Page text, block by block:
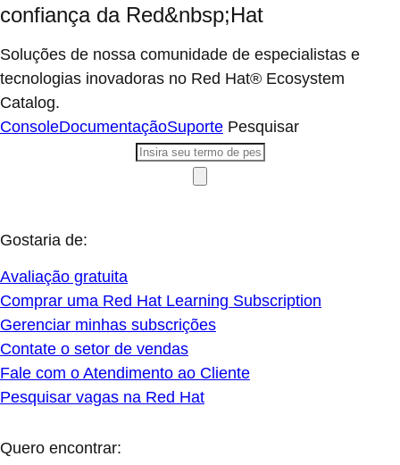
confiança da Red&nbsp;Hat
Soluções de nossa comunidade de especialistas e
tecnologias inovadoras no Red Hat® Ecosystem
Catalog.
ConsoleDocumentaçãoSuporte Pesquisar
Gostaria de:
Avaliação gratuita
Comprar uma Red Hat Learning Subscription
Gerenciar minhas subscrições
Contate o setor de vendas
Fale com o Atendimento ao Cliente
Pesquisar vagas na Red Hat
Quero encontrar: